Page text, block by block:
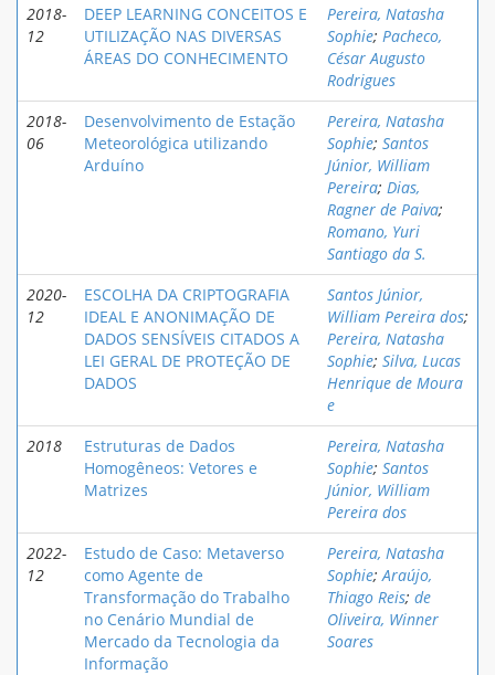
2018-
12
DEEP LEARNING CONCEITOS E
UTILIZAÇÃO NAS DIVERSAS
ÁREAS DO CONHECIMENTO
Pereira, Natasha
Sophie; Pacheco,
César Augusto
Rodrigues
2018-
06
Desenvolvimento de Estação
Meteorológica utilizando
Arduíno
Pereira, Natasha
Sophie; Santos
Júnior, William
Pereira; Dias,
Ragner de Paiva;
Romano, Yuri
Santiago da S.
2020-
12
ESCOLHA DA CRIPTOGRAFIA
IDEAL E ANONIMAÇÃO DE
DADOS SENSÍVEIS CITADOS A
LEI GERAL DE PROTEÇÃO DE
DADOS
Santos Júnior,
William Pereira dos;
Pereira, Natasha
Sophie; Silva, Lucas
Henrique de Moura
e
2018
Estruturas de Dados
Homogêneos: Vetores e
Matrizes
Pereira, Natasha
Sophie; Santos
Júnior, William
Pereira dos
2022-
12
Estudo de Caso: Metaverso
como Agente de
Transformação do Trabalho
no Cenário Mundial de
Mercado da Tecnologia da
Informação
Pereira, Natasha
Sophie;Araújo,
Thiago Reis; de
Oliveira, Winner
Soares